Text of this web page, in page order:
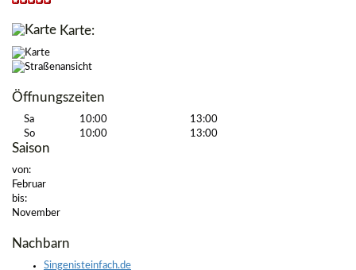
Karte:
Öffnungszeiten
Sa 10:00
13:00
So
10:00 13:00
Saison
von:
Februar
bis:
November
Nachbarn
Singenisteinfach.de